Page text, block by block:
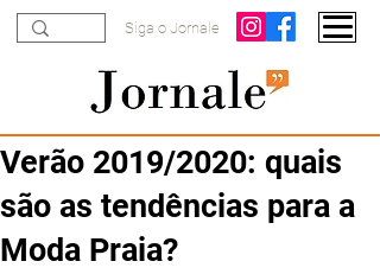
Siga o Jornale
Verão 2019/2020: quais
são as tendências para a
Moda Praia?